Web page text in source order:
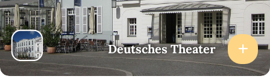
Deutsches Theater